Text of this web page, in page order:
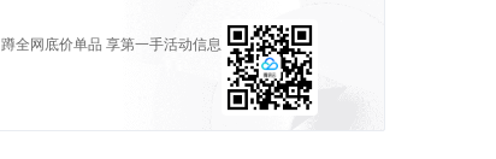
蹲全网底价单品 享第一手活动信息